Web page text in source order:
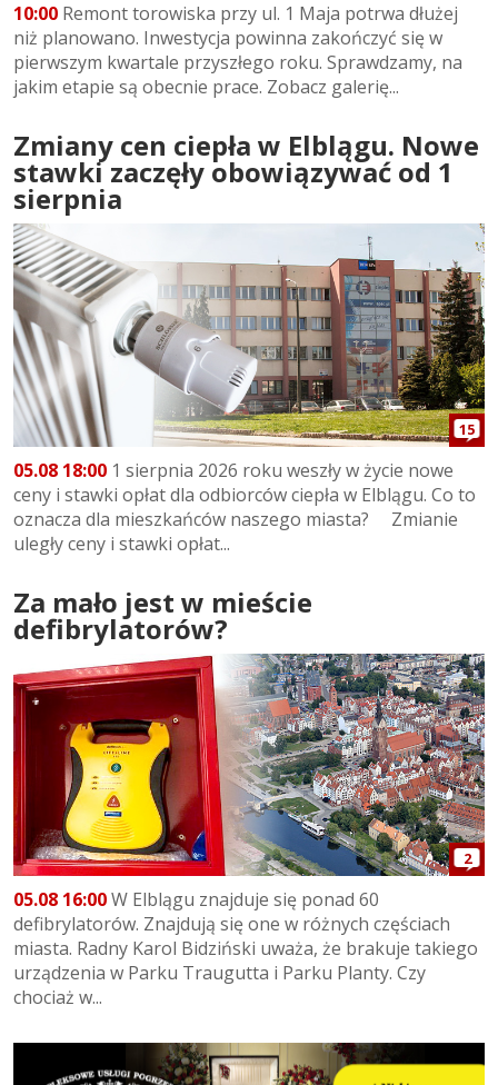
10:00 Remont torowiska przy ul. 1 Maja potrwa dłużej
niż planowano. Inwestycja powinna zakończyć się w
pierwszym kwartale przyszłego roku. Sprawdzamy, na
jakim etapie są obecnie prace. Zobacz galerię...
Zmiany cen ciepła w Elblągu. Nowe
stawki zaczęły obowiązywać od 1
sierpnia
15
05.08 18:00 1 sierpnia 2026 roku weszły w życie nowe
ceny i stawki opłat dla odbiorców ciepła w Elblągu. Co to
oznacza dla mieszkańców naszego miasta? Zmianie
uległy ceny i stawki opłat...
Za mało jest w mieście
defibrylatorów?
2
05.08 16:00W Elblągu znajduje się ponad 60
defibrylatorów. Znajdują się one w różnych częściach
miasta. Radny Karol Bidziński uważa, że brakuje takiego
urządzenia w Parku Traugutta i Parku Planty. Czy
chociaż w...